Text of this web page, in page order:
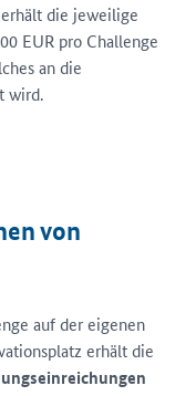
die jeweilige
EUR pro Challenge
an die
wird.
von
auf der eigenen
erhält die